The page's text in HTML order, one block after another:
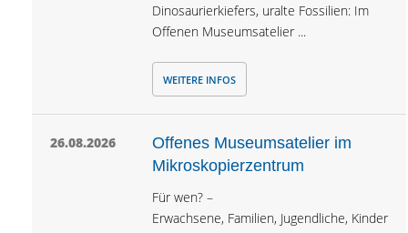
Dinosaurierkiefers, uralte Fossilien: Im
Offenen Museumsatelier ...
WEITERE INFOS
26.08.2026
Offenes Museumsatelier im
Mikroskopierzentrum
Für wen? –
Erwachsene, Familien, Jugendliche, Kinder